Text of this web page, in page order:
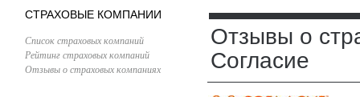
СТРАХОВЫЕ КОМПАНИИ
Список страховых компаний
Рейтинг страховых компаний
Отзывы о страховых компаниях
Отзывы о
Согласие